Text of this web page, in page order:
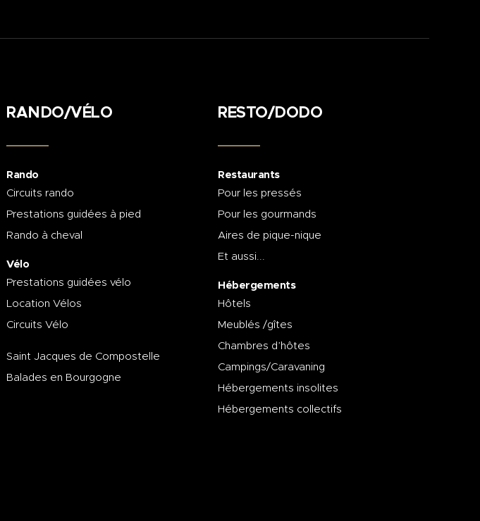
RANDO/VÉLO
Rando
Circuits rando
Prestations guidées à pied
Rando à cheval
Vélo
Prestations guidées vélo
Location Vélos
Circuits Vélo
Saint Jacques de Compostelle
Balades en Bourgogne
RESTO/DODO
Restaurants
Pour les pressés
Pour les gourmands
Aires de pique-nique
Et aussi...
Hébergements
Hôtels
Meublés /gîtes
Chambres d’hôtes
Campings/Caravaning
Hébergements insolites
Hébergements collectifs